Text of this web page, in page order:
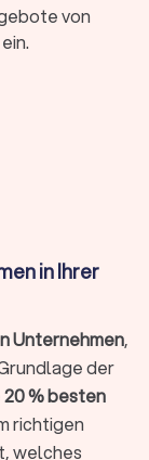
von
Sie mit
weiterer
können
werden
in Zeiten
und
in
von
in Ihrer
Unternehmen,
der
20 % besten
richtigen
welches